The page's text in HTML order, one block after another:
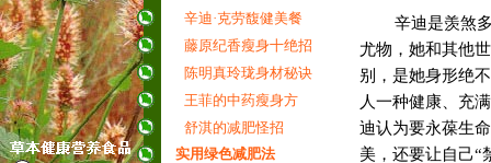
辛迪·克劳馥健美餐
藤原纪香瘦身十绝招
陈明真玲珑身材秘诀
王菲的中药瘦身方
舒淇的减肥怪招
实用绿色减肥法
辛迪是羡煞
尤物，她和其他
别，是她身形绝
人一种健康、充
迪认为要永葆生
美，还要让自己“